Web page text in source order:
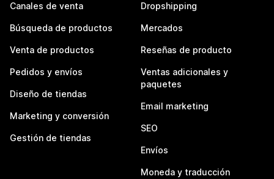
Canales de venta
Búsqueda de productos
Venta de productos
Pedidos y envíos
Diseño de tiendas
Marketing y conversión
Gestión de tiendas
Dropshipping
Mercados
Reseñas de producto
Ventas adicionales y
paquetes
Email marketing
SEO
Envíos
Moneda y traducción